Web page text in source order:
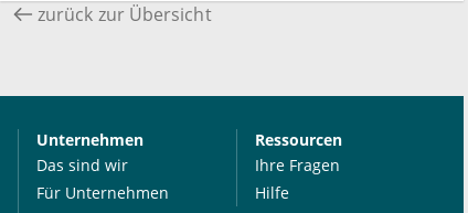
zurück zur Übersicht
Unternehmen
Das sind wir
Für Unternehmen
Ressourcen
Ihre Fragen
Hilfe